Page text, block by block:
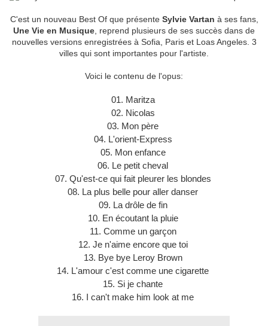
C'est un nouveau Best Of que présenteSylvie Vartan à ses fans,
Une Vie en Musique , reprend plusieurs de ses succès dans de
nouvelles versions enregistrées à Sofia, Paris et Loas Angeles. 3
villes qui sont importantes pour l'artiste.
Voici le contenu de l'opus:
01. Maritza
02. Nicolas
03. Mon père
04. L'orient-Express
05. Mon enfance
06. Le petit cheval
07. Qu'est-ce qui fait pleurer les blondes
08. La plus belle pour aller danser
09. La drôle de fin
10. En écoutant la pluie
11. Comme un garçon
12. Je n'aime encore que toi
13. Bye bye Leroy Brown
14. L'amour c'est comme une cigarette
15. Si je chante
16. I can't make him look at me